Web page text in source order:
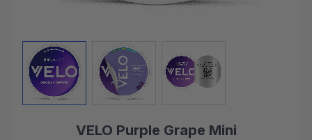
View larger imageView larger image
VELO Purple Grape Mini